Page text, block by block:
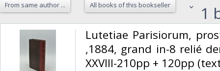
From same author ... All books of this bookseller 1
‎Lutetiae Parisiorum,
,1884, grand in-8 relié
XXVIII-210pp + 120pp